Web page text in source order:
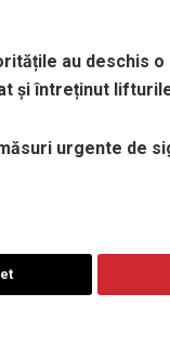
au deschis o
și întreținut
urgente de